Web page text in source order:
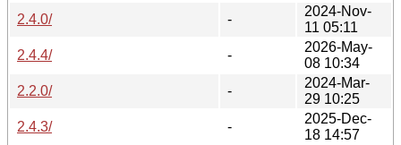
2.4.0/
-
2024-Nov-
11 05:11
2.4.4/
-
2026-May-
08 10:34
2.2.0/
-
2024-Mar-
29 10:25
2.4.3/
-
2025-Dec-
18 14:57